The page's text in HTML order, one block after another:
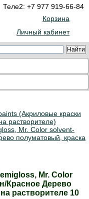
Теле2: +7 977 919-66-84
Корзина
Личный кабинет
(Акриловые краски
растворителе)
Mr. Color solvent-
полуматовый, краска
Mr. Color
Красное Дерево
растворителе 10